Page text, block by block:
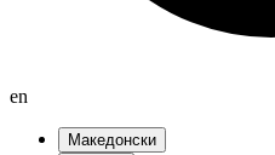
en
Македонски